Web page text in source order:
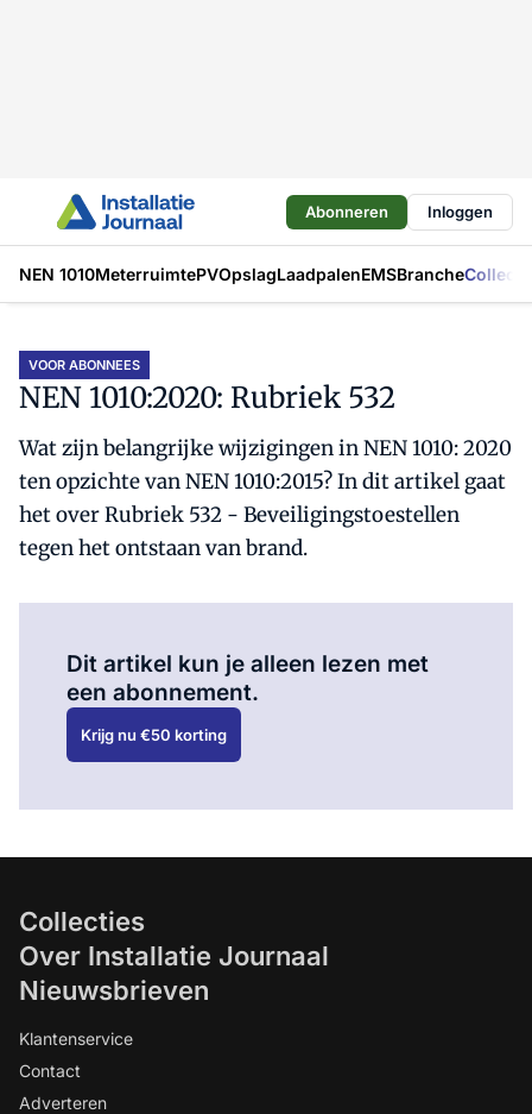
Abonneren Inloggen
NEN 1010MeterruimtePVOpslagLaadpalenEMSBranche
VOOR ABONNEES
NEN 1010:2020: Rubriek 532
Wat zijn belangrijke wijzigingen in NEN 1010: 2020
ten opzichte van NEN 1010:2015? In dit artikel gaat
het over Rubriek 532 - Beveiligingstoestellen
tegen het ontstaan van brand.
Dit artikel kun je alleen lezen met
een abonnement.
Krijg nu €50 korting
Collecties
Over Installatie Journaal
Nieuwsbrieven
Klantenservice
Contact
Adverteren